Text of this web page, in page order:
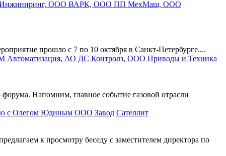
прошло с 7 по 10 октября в Санкт-Петербурге....
Напомним, главное событие газовой отрасли
с Олегом Юдиным ООО Завод Сателлит
к просмотру беседу с заместителем директора по